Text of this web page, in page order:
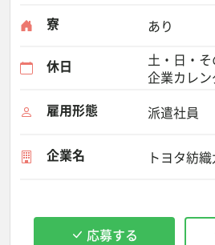
寮 あり
休日
土・日・
企業カレ
雇用形態
派遣社員
企業名 トヨタ紡
応募する